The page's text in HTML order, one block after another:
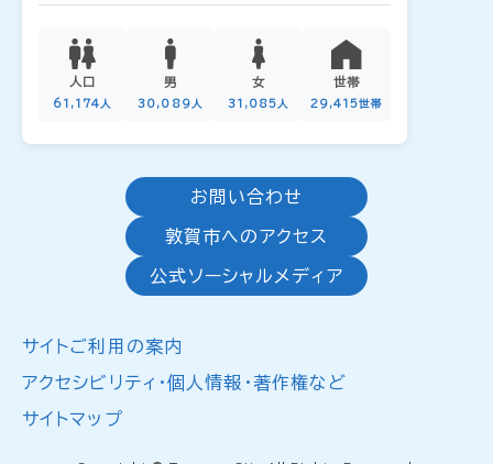
人口
61,174人
男
30,089人
女
31,085人
世帯
29,415世帯
お問い合わせ
敦賀市へのアクセス
公式ソーシャルメディア
サイトご利用の案内
アクセシビリティ・個人情報・著作権など
サイトマップ